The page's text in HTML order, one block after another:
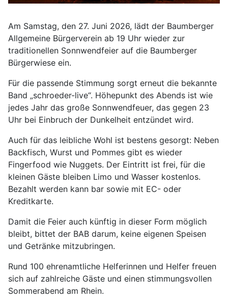
Am Samstag, den 27. Juni 2026, lädt der Baumberger
Allgemeine Bürgerverein ab 19 Uhr wieder zur
traditionellen Sonnwendfeier auf die Baumberger
Bürgerwiese ein.
Für die passende Stimmung sorgt erneut die bekannte
Band „schroeder-live“. Höhepunkt des Abends ist wie
jedes Jahr das große Sonnwendfeuer, das gegen 23
Uhr bei Einbruch der Dunkelheit entzündet wird.
Auch für das leibliche Wohl ist bestens gesorgt: Neben
Backfisch, Wurst und Pommes gibt es wieder
Fingerfood wie Nuggets. Der Eintritt ist frei, für die
kleinen Gäste bleiben Limo und Wasser kostenlos.
Bezahlt werden kann bar sowie mit EC- oder
Kreditkarte.
Damit die Feier auch künftig in dieser Form möglich
bleibt, bittet der BAB darum, keine eigenen Speisen
und Getränke mitzubringen.
Rund 100 ehrenamtliche Helferinnen und Helfer freuen
sich auf zahlreiche Gäste und einen stimmungsvollen
Sommerabend am Rhein.